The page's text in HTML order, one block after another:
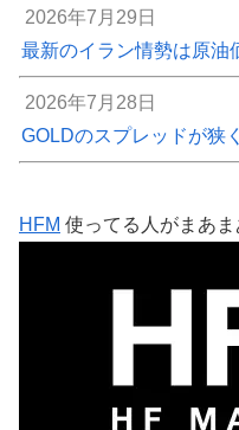
2026年7月29日
最新のイラン情勢は原油
2026年7月28日
GOLDのスプレッドが狭
HFM 使ってる人がまあ